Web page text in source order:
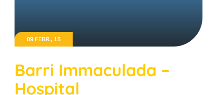
09 FEBR., 15
Barri Immaculada –
Hospital